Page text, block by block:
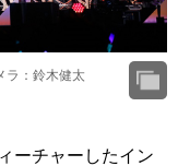
：鈴木健太
ーチャーしたイン